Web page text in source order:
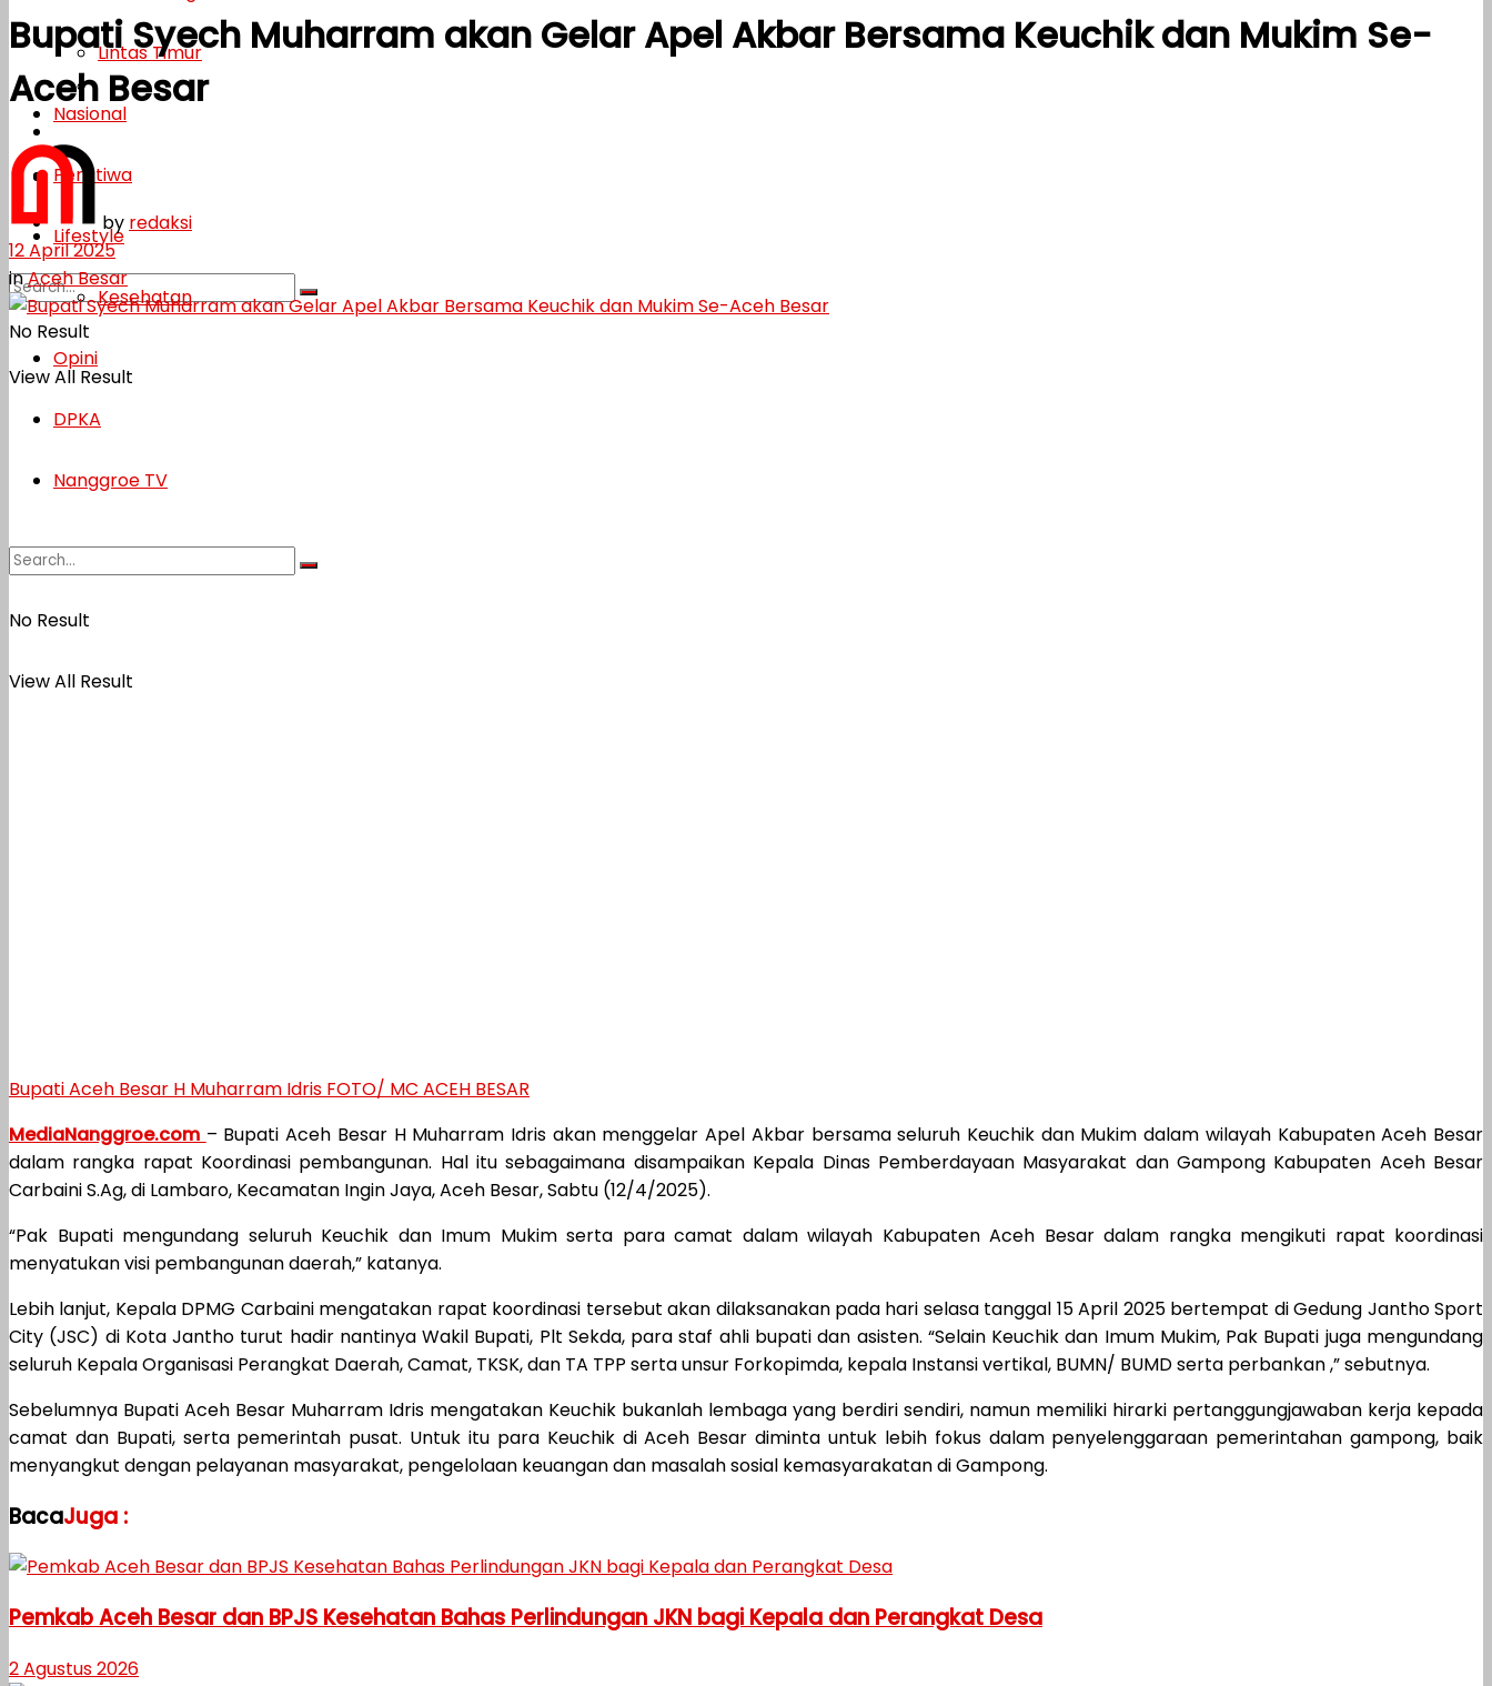
Lifestyle
Kesehatan
DPKA
Nanggroe TV
No Result
View All Result
Lintas Timur
Nasional
Peristiwa
Lifestyle
Kesehatan
Opini
DPKA
Nanggroe TV
No Result
View All Result
Bupati Syech Muharram akan Gelar Apel Akbar Bersama Keuchik dan Mukim Se-
Aceh Besar
by redaksi
12 April 2025
inAceh Besar
Bupati Aceh Besar H Muharram Idris FOTO/ MC ACEH BESAR
MediaNanggroe.com – Bupati Aceh Besar H Muharram Idris akan menggelar Apel Akbar bersama seluruh Keuchik dan Mukim dalam wilayah Kabupaten Aceh Besar
dalam rangka rapat Koordinasi pembangunan. Hal itu sebagaimana disampaikan Kepala Dinas Pemberdayaan Masyarakat dan Gampong Kabupaten Aceh Besar
Carbaini S.Ag, di Lambaro, Kecamatan Ingin Jaya, Aceh Besar, Sabtu (12/4/2025).
“Pak Bupati mengundang seluruh Keuchik dan Imum Mukim serta para camat dalam wilayah Kabupaten Aceh Besar dalam rangka mengikuti rapat koordinasi
menyatukan visi pembangunan daerah,” katanya.
Lebih lanjut, Kepala DPMG Carbaini mengatakan rapat koordinasi tersebut akan dilaksanakan pada hari selasa tanggal 15 April 2025 bertempat di Gedung Jantho Sport
City (JSC) di Kota Jantho turut hadir nantinya Wakil Bupati, Plt Sekda, para staf ahli bupati dan asisten. “Selain Keuchik dan Imum Mukim, Pak Bupati juga mengundang
seluruh Kepala Organisasi Perangkat Daerah, Camat, TKSK, dan TA TPP serta unsur Forkopimda, kepala Instansi vertikal, BUMN/ BUMD serta perbankan ,” sebutnya.
Sebelumnya Bupati Aceh Besar Muharram Idris mengatakan Keuchik bukanlah lembaga yang berdiri sendiri, namun memiliki hirarki pertanggungjawaban kerja kepada
camat dan Bupati, serta pemerintah pusat. Untuk itu para Keuchik di Aceh Besar diminta untuk lebih fokus dalam penyelenggaraan pemerintahan gampong, baik
menyangkut dengan pelayanan masyarakat, pengelolaan keuangan dan masalah sosial kemasyarakatan di Gampong.
BacaJuga :
Pemkab Aceh Besar dan BPJS Kesehatan Bahas Perlindungan JKN bagi Kepala dan Perangkat Desa
2 Agustus 2026